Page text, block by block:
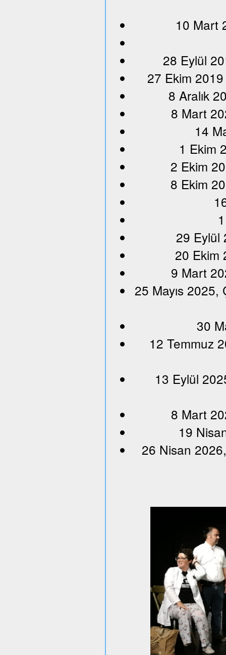
10 Mart
28 Eylül
27 Ekim
8 Aralık
8 Mart
14
1 Ekim
2 Ekim
8 Ekim
29 Eylül
20 Ekim
9 Mart
25 Mayıs
30
12 Temmuz
13 Eylül
8 Mart
19
26 Nisan